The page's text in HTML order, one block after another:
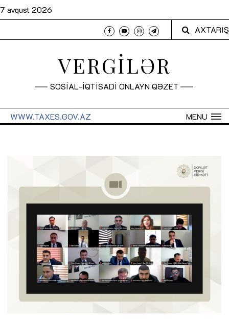
7 avqust 2026
AXTARIŞ
VERGİLƏR
SOSİAL-İQTİSADİ ONLAYN QƏZET
MENU
WWW.TAXES.GOV.AZ